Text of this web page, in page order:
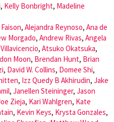
, Kelly Bonbright, Madeline
, Alejandra Reynoso, Ana de
Morgado, Andrew Rivas, Angela
, Atsuko Okatsuka,
Moon, Brendan Hunt, Brian
, David W. Collins, Domee Shi,
, Izz Quedy B Akhirudin, Jake
, Janellen Steininger, Jason
Zieja, Kari Wahlgren, Kate
, Kevin Keys, Krysta Gonzales,